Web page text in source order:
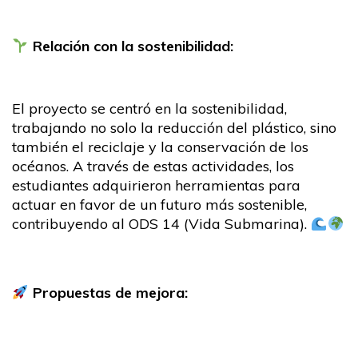
Relación con la sostenibilidad:
El proyecto se centró en la sostenibilidad,
trabajando no solo la reducción del plástico, sino
también el reciclaje y la conservación de los
océanos. A través de estas actividades, los
estudiantes adquirieron herramientas para
actuar en favor de un futuro más sostenible,
contribuyendo al ODS 14 (Vida Submarina).
Propuestas de mejora: